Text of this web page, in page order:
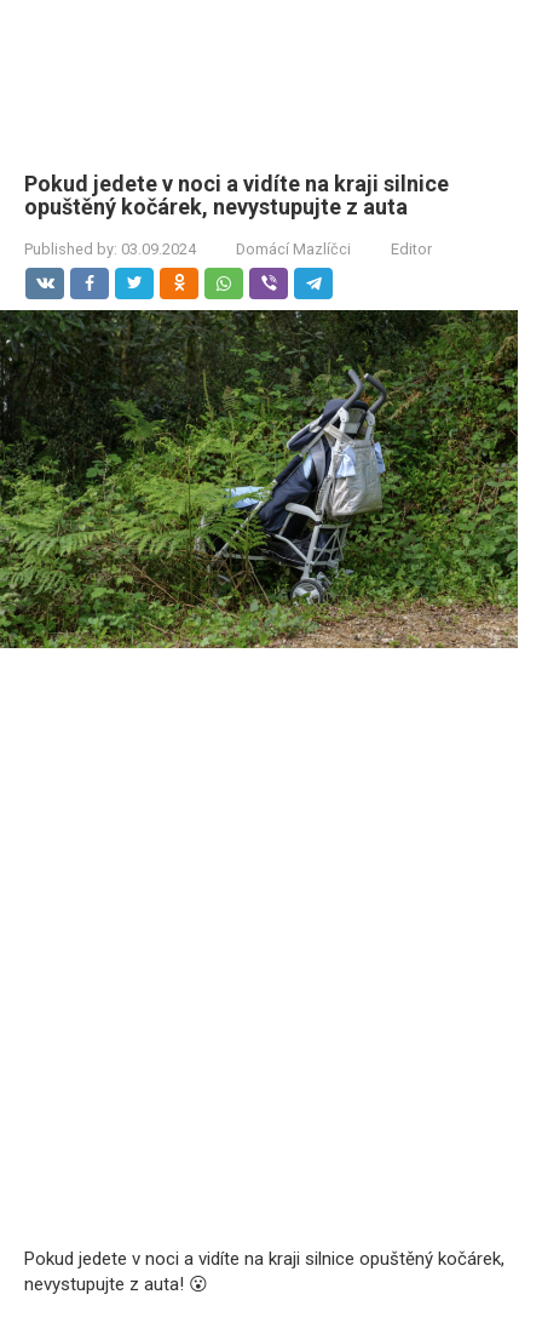
Pokud jedete v noci a vidíte na kraji silnice
opuštěný kočárek, nevystupujte z auta
Published by: 03.09.2024 Domácí Mazlíčci Editor
Pokud jedete v noci a vidíte na kraji silnice opuštěný kočárek,
nevystupujte z auta! 😮